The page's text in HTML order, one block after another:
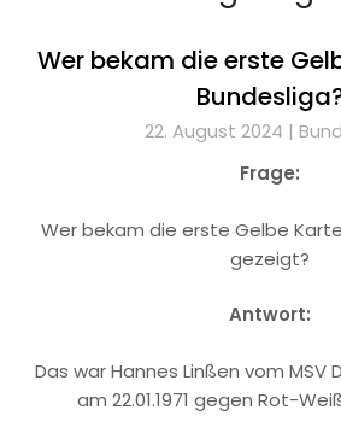
Wer bekam die erste
22. August 2024 |
Frage:
Wer bekam die erste Gelbe
gezeigt?
Antwort:
Das war Hannes Linßen vom MSV
am 22.01.1971 gegen Rot-